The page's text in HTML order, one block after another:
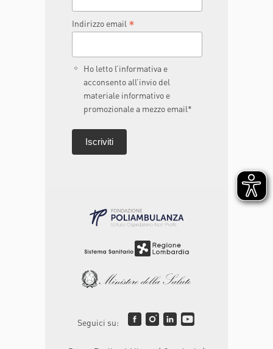
Indirizzo email *
Ho letto l’informativa e
acconsento all’invio del
materiale informativo e
promozionale a mezzo email*
Seguici su: